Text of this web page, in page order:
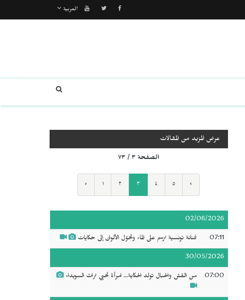
العربية
عرض المزيد من المقالات
الصفحة ٣ / ٧٣
‹ ١ ٢ ٣ ٤ ٥ ›
02/06/2026
07:11 فنانة تونسية ترسم على الماء وتحوّل الألوان إلى حكايات
30/05/2026
07:00 من القش والحبال تولد الحكاية... امرأة تحيي تراث السويداء